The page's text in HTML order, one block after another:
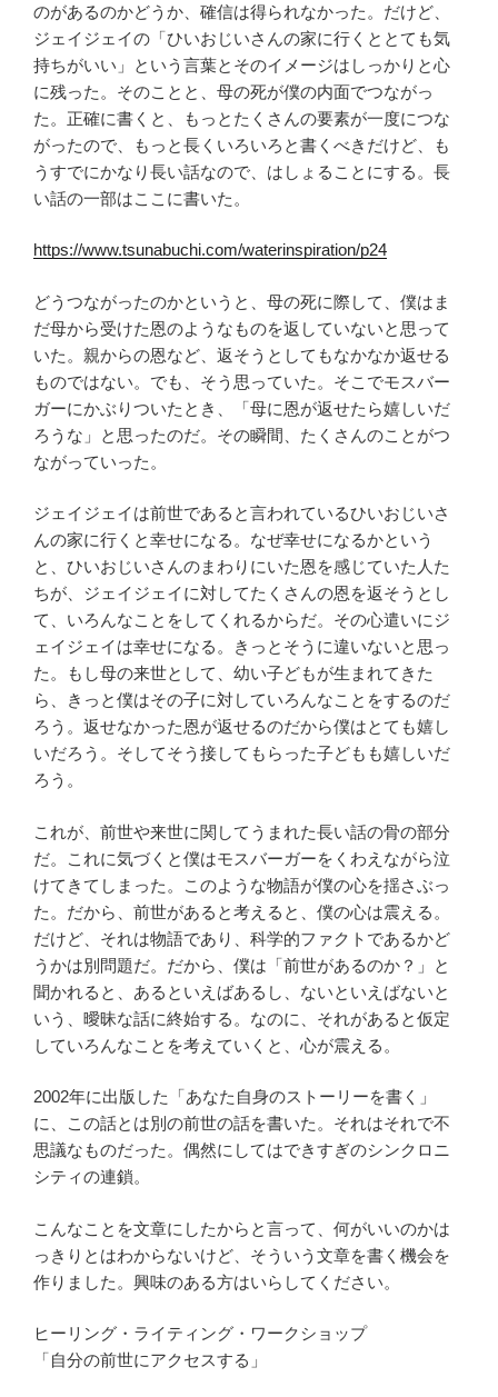
のがあるのかどうか、確信は得られなかった。だけど、
ジェイジェイの「ひいおじいさんの家に行くととても気
持ちがいい」という言葉とそのイメージはしっかりと心
に残った。そのことと、母の死が僕の内面でつながっ
た。正確に書くと、もっとたくさんの要素が一度につな
がったので、もっと長くいろいろと書くべきだけど、も
うすでにかなり長い話なので、はしょることにする。長
い話の一部はここに書いた。
https://www.tsunabuchi.com/waterinspiration/p24
どうつながったのかというと、母の死に際して、僕はま
だ母から受けた恩のようなものを返していないと思って
いた。親からの恩など、返そうとしてもなかなか返せる
ものではない。でも、そう思っていた。そこでモスバー
ガーにかぶりついたとき、「母に恩が返せたら嬉しいだ
ろうな」と思ったのだ。その瞬間、たくさんのことがつ
ながっていった。
ジェイジェイは前世であると言われているひいおじいさ
んの家に行くと幸せになる。なぜ幸せになるかという
と、ひいおじいさんのまわりにいた恩を感じていた人た
ちが、ジェイジェイに対してたくさんの恩を返そうとし
て、いろんなことをしてくれるからだ。その心遣いにジ
ェイジェイは幸せになる。きっとそうに違いないと思っ
た。もし母の来世として、幼い子どもが生まれてきた
ら、きっと僕はその子に対していろんなことをするのだ
ろう。返せなかった恩が返せるのだから僕はとても嬉し
いだろう。そしてそう接してもらった子どもも嬉しいだ
ろう。
これが、前世や来世に関してうまれた長い話の骨の部分
だ。これに気づくと僕はモスバーガーをくわえながら泣
けてきてしまった。このような物語が僕の心を揺さぶっ
た。だから、前世があると考えると、僕の心は震える。
だけど、それは物語であり、科学的ファクトであるかど
うかは別問題だ。だから、僕は「前世があるのか？」と
聞かれると、あるといえばあるし、ないといえばないと
いう、曖昧な話に終始する。なのに、それがあると仮定
していろんなことを考えていくと、心が震える。
2002年に出版した「あなた自身のストーリーを書く」
に、この話とは別の前世の話を書いた。それはそれで不
思議なものだった。偶然にしてはできすぎのシンクロニ
シティの連鎖。
こんなことを文章にしたからと言って、何がいいのかは
っきりとはわからないけど、そういう文章を書く機会を
作りました。興味のある方はいらしてください。
ヒーリング・ライティング・ワークショップ
「自分の前世にアクセスする」